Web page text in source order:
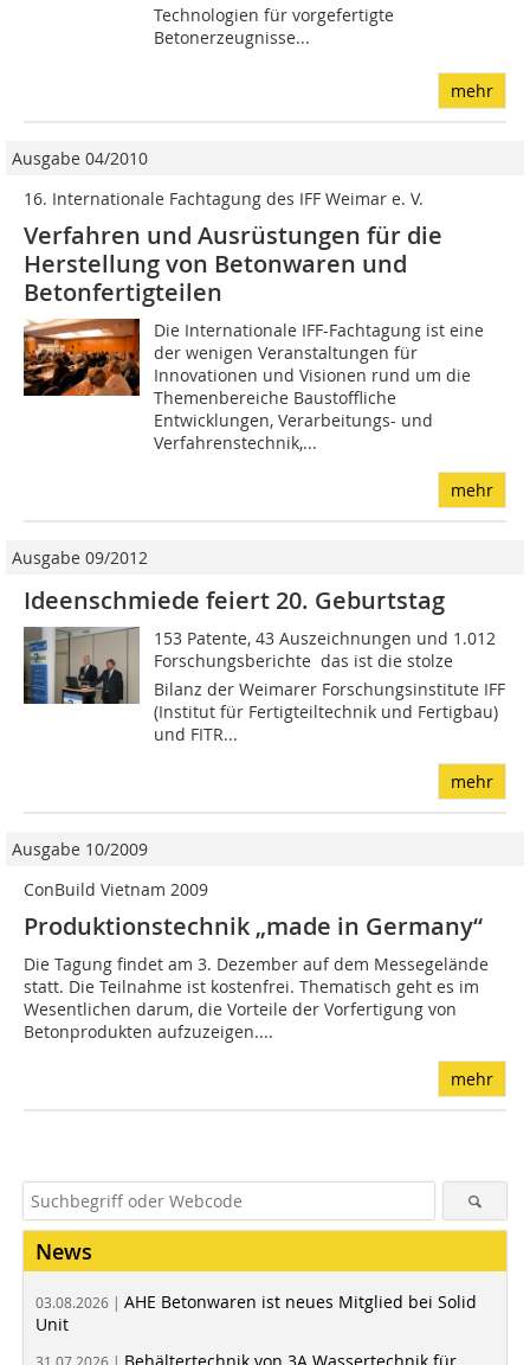
Technologien für vorgefertigte
Betonerzeugnisse...
mehr
Ausgabe 04/2010
16. Internationale Fachtagung des IFF Weimar e. V.
Verfahren und Ausrüstungen für die
Herstellung von Betonwaren und
Betonfertigteilen
Die Internationale IFF-Fachtagung ist eine
der wenigen Veranstaltungen für
Innovationen und Visionen rund um die
Themenbereiche Baustoffliche
Entwicklungen, Verarbeitungs- und
Verfahrenstechnik,...
mehr
Ausgabe 09/2012
Ideenschmiede feiert 20. Geburtstag
153 Patente, 43 Auszeichnun­gen und 1.012
Forschungsberichte  das ist die stolze
Bilanz der Weimarer Forschungsinstitute IFF
(Institut für Fertigteiltechnik und Fertigbau)
und FITR...
mehr
Ausgabe 10/2009
ConBuild Vietnam 2009
Produktionstechnik „made in Germany“
Die Tagung findet am 3. Dezember auf dem Messegelände
statt. Die Teilnahme ist kostenfrei. Thematisch geht es im
Wesentlichen darum, die Vorteile der Vorfertigung von
Betonprodukten aufzuzeigen....
mehr
News
03.08.2026 | AHE Betonwaren ist neues Mitglied bei Solid
Unit